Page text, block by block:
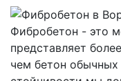
Фибробетон - это
представляет
чем бетон